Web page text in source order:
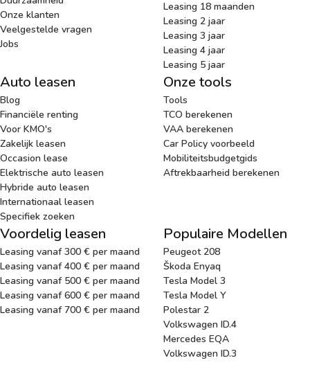
Onze klanten
Veelgestelde vragen
Jobs
Leasing 18 maanden
Leasing 2 jaar
Leasing 3 jaar
Leasing 4 jaar
Leasing 5 jaar
Auto leasen
Blog
Financiële renting
Voor KMO's
Zakelijk leasen
Occasion lease
Elektrische auto leasen
Hybride auto leasen
Internationaal leasen
Specifiek zoeken
Onze tools
Tools
TCO berekenen
VAA berekenen
Car Policy voorbeeld
Mobiliteitsbudgetgids
Aftrekbaarheid berekenen
Voordelig leasen
Leasing vanaf 300 € per maand
Leasing vanaf 400 € per maand
Leasing vanaf 500 € per maand
Leasing vanaf 600 € per maand
Leasing vanaf 700 € per maand
Populaire Modellen
Peugeot 208
Škoda Enyaq
Tesla Model 3
Tesla Model Y
Polestar 2
Volkswagen ID.4
Mercedes EQA
Volkswagen ID.3